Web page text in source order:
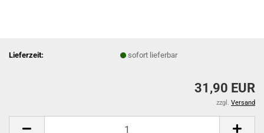
Lieferzeit: sofort lieferbar
31,90 EUR
zzgl. Versand